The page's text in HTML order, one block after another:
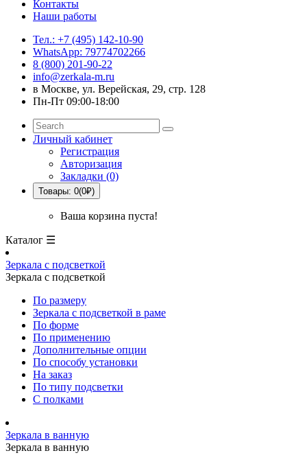
Контакты
Наши работы
Тел.: +7 (495) 142-10-90
WhatsApp: 79774702266
8 (800) 201-90-22
info@zerkala-m.ru
в Москве, ул. Верейская, 29, стр. 128
Пн-Пт 09:00-18:00
Личный кабинет
Регистрация
Авторизация
Закладки (0)
Товары: 0(0₽)
Ваша корзина пуста!
Каталог ☰
Зеркала с подсветкой
Зеркала с подсветкой
По размеру
Зеркала с подсветкой в раме
По форме
По применению
Дополнительные опции
По способу установки
На заказ
По типу подсветки
С полками
Зеркала в ванную
Зеркала в ванную